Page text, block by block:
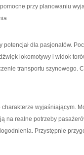
przy planowaniu
dla pasjonatów.
lokomotywy i widok
transportu szynowego.
wyjaśniającym.
na realne potrzeby
Przystępnie